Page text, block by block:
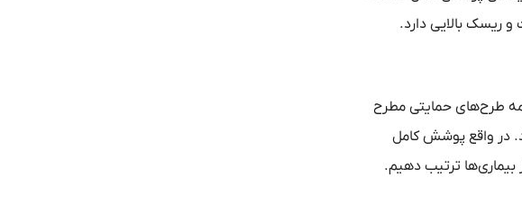
ریسک بالایی دارد.
است که همه طرح‌های حمایتی مطرح
در واقع پوشش کامل
بیماری‌ها ترتیب دهیم.